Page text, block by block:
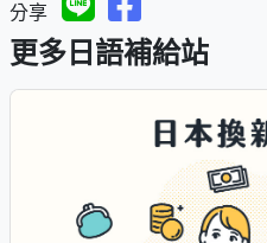
分享
更多日語補給站